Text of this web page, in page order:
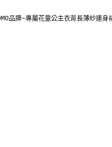
品牌~專屬花童公主衣背長薄紗連